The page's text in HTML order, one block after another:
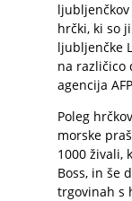
hrčki, ki so
ljubljenčke
na različico
agencija
Poleg
morske
1000 živali,
Boss, in še
trgovinah s